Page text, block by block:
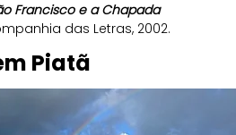
Francisco e a Chapada
das Letras, 2002.
Piatã